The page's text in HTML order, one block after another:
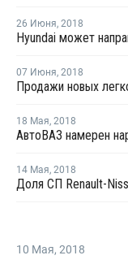
26 Июня, 2018
07 Июня, 2018
18 Мая, 2018
АвтоВАЗ намерен
14 Мая, 2018
10 Мая, 2018